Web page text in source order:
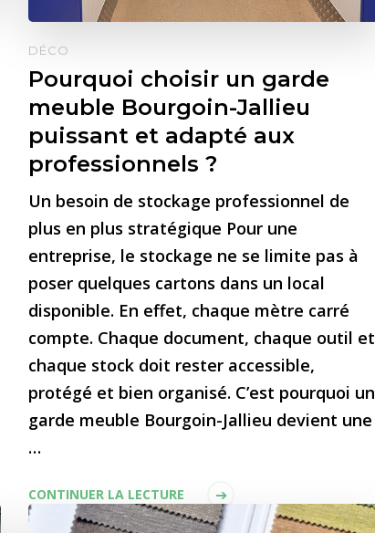
DÉCO
Pourquoi choisir un garde
meuble Bourgoin-Jallieu
puissant et adapté aux
professionnels ?
Un besoin de stockage professionnel de
plus en plus stratégique Pour une
entreprise, le stockage ne se limite pas à
poser quelques cartons dans un local
disponible. En effet, chaque mètre carré
compte. Chaque document, chaque outil et
chaque stock doit rester accessible,
protégé et bien organisé. C’est pourquoi un
garde meuble Bourgoin-Jallieu devient une
…
CONTINUER LA LECTURE